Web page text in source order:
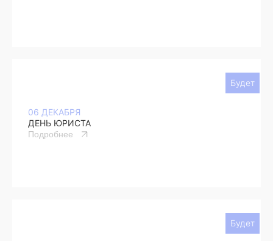
Будет
06 ДЕКАБРЯ
ДЕНЬ ЮРИСТА
Подробнее
Будет